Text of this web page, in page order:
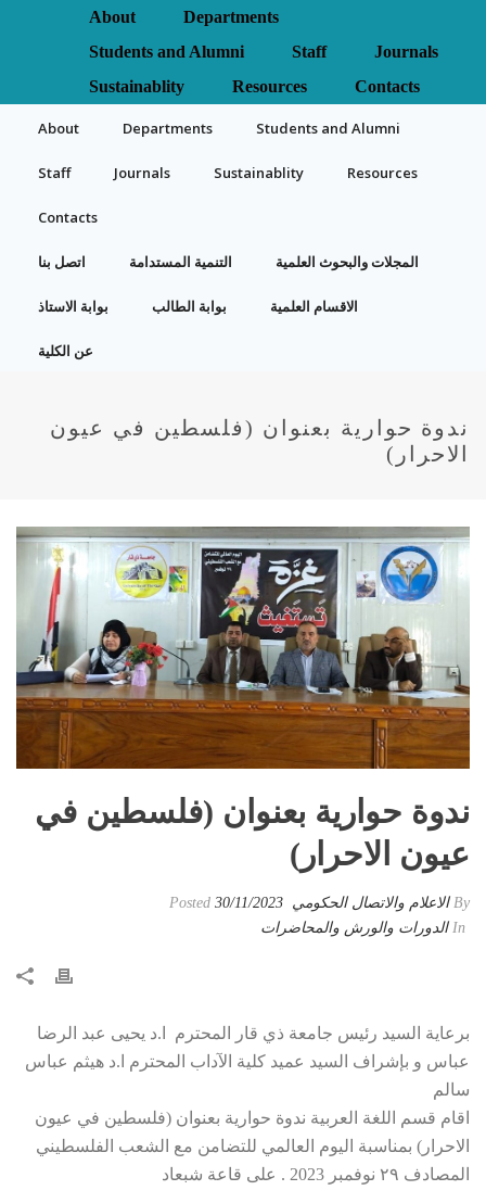
About
Departments
Students and Alumni
Staff
Journals
Sustainablity
Resources Contacts
About Departments Students and Alumni
Staff Journals Sustainablity Resources
Contacts
اتصل بنا التنمية المستدامة المجلات والبحوث العلمية
بوابة الاستاذ بوابة الطالب الاقسام العلمية
عن الكلية
ندوة حوارية بعنوان (فلسطين في عيون
الاحرار)
ندوة حوارية بعنوان (فلسطين في
عيون الاحرار)
By الاعلام والاتصال الحكومي 30/11/2023
الدورات والورش والمحاضرات
برعاية السيد رئيس جامعة ذي قار المحترم ا.د يحيى عبد الرضا
عباس و بإشراف السيد عميد كلية الآداب المحترم ا.د هيثم عباس
سالم
اقام قسم اللغة العربية ندوة حوارية بعنوان (فلسطين في عيون
الاحرار) بمناسبة اليوم العالمي للتضامن مع الشعب الفلسطيني
المصادف ٢٩ نوفمبر 2023 . على قاعة شبعاد